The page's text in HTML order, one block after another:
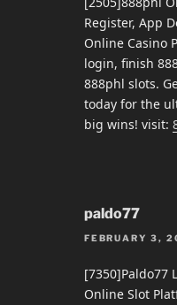
Register, App
Online Casino
login, finish
888phl slots.
today for the
big wins! visit:
paldo77
FEBRUARY 3,
[7350]Paldo77
Online Slot